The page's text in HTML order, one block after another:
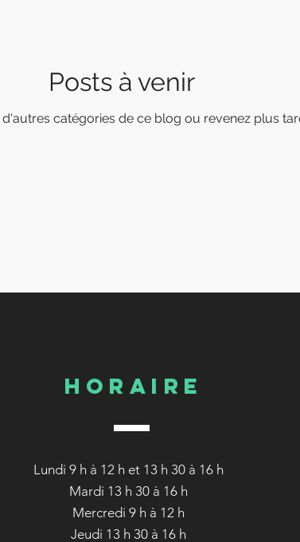
Posts à venir
catégories de ce blog ou revenez plus
HORAIRE
Lundi 9 h à 12 h et 13 h 30 à 16 h
Mardi 13 h 30 à 16 h
Mercredi 9 h à 12 h
Jeudi 13 h 30 à 16 h